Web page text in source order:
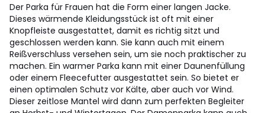
Der Parka für Frauen hat die Form einer langen Jacke.
Dieses wärmende Kleidungsstück ist oft mit einer
Knopfleiste ausgestattet, damit es richtig sitzt und
geschlossen werden kann. Sie kann auch mit einem
Reißverschluss versehen sein, um sie noch praktischer zu
machen. Ein warmer Parka kann mit einer Daunenfüllung
oder einem Fleecefutter ausgestattet sein. So bietet er
einen optimalen Schutz vor Kälte, aber auch vor Wind.
Dieser zeitlose Mantel wird dann zum perfekten Begleiter